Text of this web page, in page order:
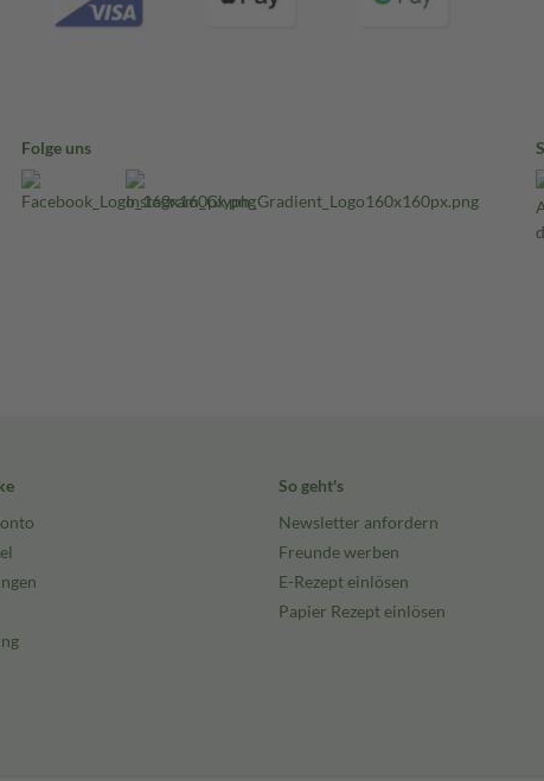
Folge uns
So geht's
Newsletter anfordern
Freunde werben
E-Rezept einlösen
Papier Rezept einlösen